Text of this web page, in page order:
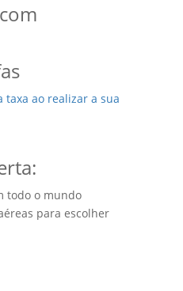
taxa ao realizar a sua
todo o mundo
para escolher